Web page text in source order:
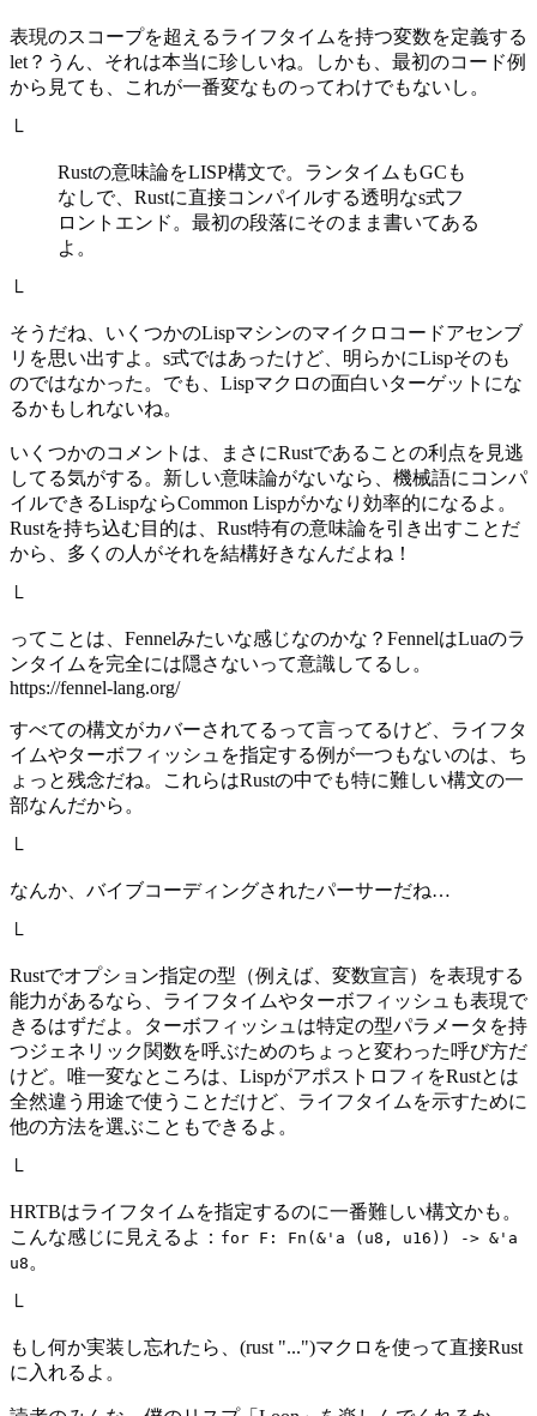
表現のスコープを超えるライフタイムを持つ変数を定義する
let？うん、それは本当に珍しいね。しかも、最初のコード例
から見ても、これが一番変なものってわけでもないし。
└
Rustの意味論をLISP構文で。ランタイムもGCも
なしで、Rustに直接コンパイルする透明なs式フ
ロントエンド。最初の段落にそのまま書いてある
よ。
└
そうだね、いくつかのLispマシンのマイクロコードアセンブ
リを思い出すよ。s式ではあったけど、明らかにLispそのも
のではなかった。でも、Lispマクロの面白いターゲットにな
るかもしれないね。
いくつかのコメントは、まさにRustであることの利点を見逃
してる気がする。新しい意味論がないなら、機械語にコンパ
イルできるLispならCommon Lispがかなり効率的になるよ。
Rustを持ち込む目的は、Rust特有の意味論を引き出すことだ
から、多くの人がそれを結構好きなんだよね！
└
ってことは、Fennelみたいな感じなのかな？FennelはLuaのラ
ンタイムを完全には隠さないって意識してるし。
https://fennel-lang.org/
すべての構文がカバーされてるって言ってるけど、ライフタ
イムやターボフィッシュを指定する例が一つもないのは、ち
ょっと残念だね。これらはRustの中でも特に難しい構文の一
部なんだから。
└
なんか、バイブコーディングされたパーサーだね…
└
Rustでオプション指定の型（例えば、変数宣言）を表現する
能力があるなら、ライフタイムやターボフィッシュも表現で
きるはずだよ。ターボフィッシュは特定の型パラメータを持
つジェネリック関数を呼ぶためのちょっと変わった呼び方だ
けど。唯一変なところは、LispがアポストロフィをRustとは
全然違う用途で使うことだけど、ライフタイムを示すために
他の方法を選ぶこともできるよ。
└
HRTBはライフタイムを指定するのに一番難しい構文かも。
こんな感じに見えるよ： for F: Fn(&'a (u8, u16)) -> &'a
u8 。
└
もし何か実装し忘れたら、(rust "...")マクロを使って直接Rust
に入れるよ。